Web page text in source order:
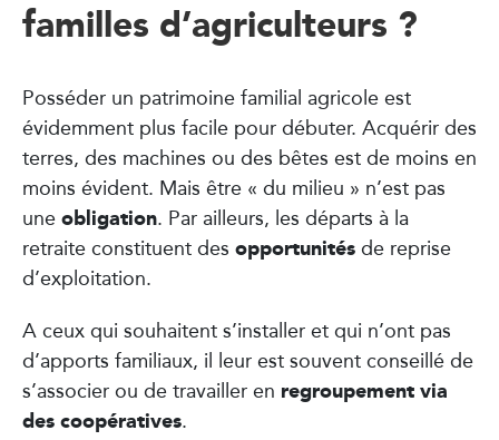
familles d’agriculteurs ?
Posséder un patrimoine familial agricole est
évidemment plus facile pour débuter. Acquérir des
terres, des machines ou des bêtes est de moins en
moins évident. Mais être « du milieu » n’est pas
uneobligation. Par ailleurs, les départs à la
retraite constituent des opportunitésde reprise
d’exploitation.
A ceux qui souhaitent s’installer et qui n’ont pas
d’apports familiaux, il leur est souvent conseillé de
s’associer ou de travailler en regroupement via
des coopératives.